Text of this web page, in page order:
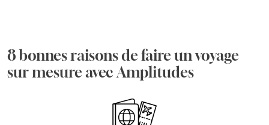
8 bonnes raisons de faire un voyage
sur mesure avec Amplitudes